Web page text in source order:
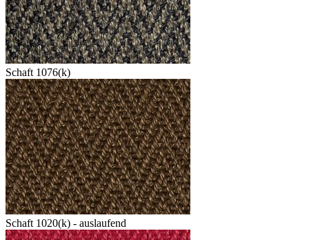
Schaft 1076(k)
Schaft 1020(k) - auslaufend